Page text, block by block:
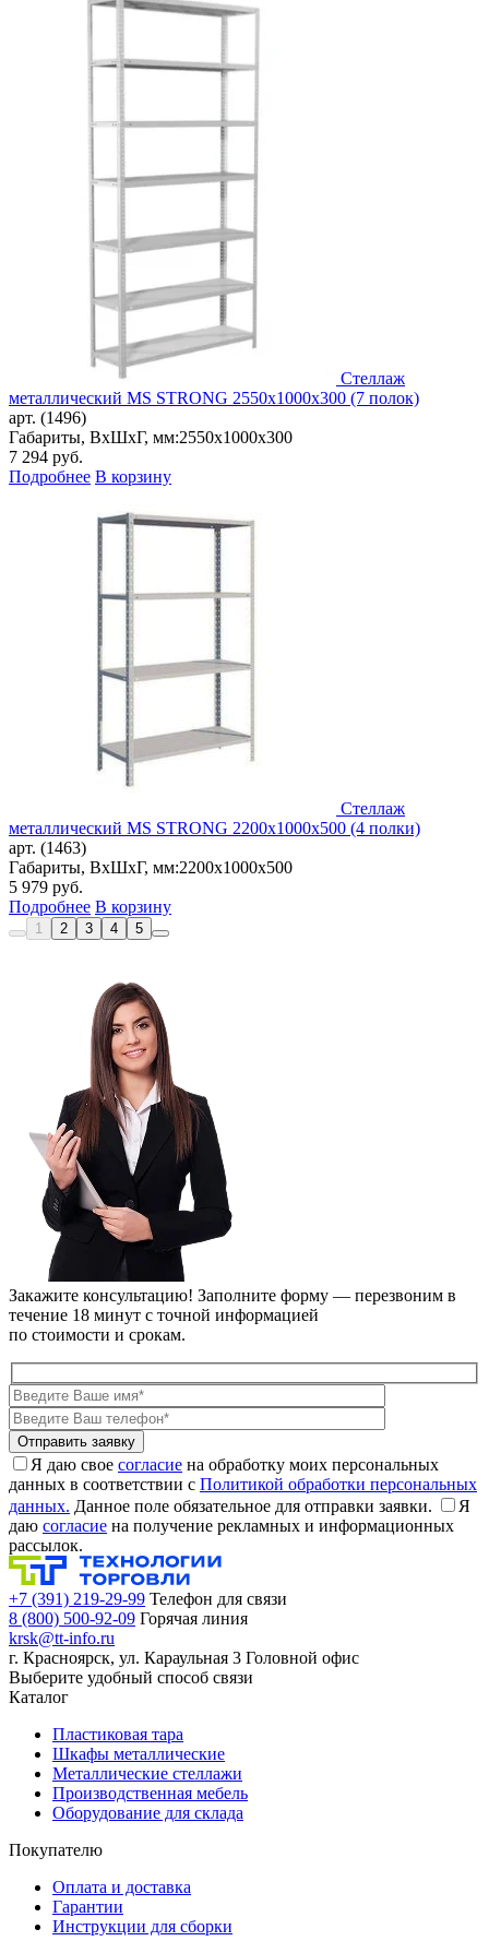
Стеллаж
металлический MS STRONG 2550x1000x300 (7 полок)
арт. (1496)
Габариты, ВxШxГ, мм:2550x1000x300
7 294 руб.
Подробнее В корзину
Стеллаж
металлический MS STRONG 2200x1000x500 (4 полки)
арт. (1463)
Габариты, ВxШxГ, мм:2200x1000x500
5 979 руб.
Подробнее В корзину
1 2 3 4 5
Закажите консультацию! Заполните форму — перезвоним в
течение 18 минут с точной информацией
по стоимости и срокам.
Я даю свое согласие на обработку моих персональных
данных в соответствии с Политикой обработки персональных
данных. Данное поле обязательное для отправки заявки.
Я
даю согласие на получение рекламных и информационных
рассылок.
+7 (391) 219-29-99 Телефон для связи
8 (800) 500-92-09 Горячая линия
krsk@tt-info.ru
г. Красноярск, ул. Караульная 3 Головной офис
Выберите удобный способ связи
Каталог
Пластиковая тара
Шкафы металлические
Металлические стеллажи
Производственная мебель
Оборудование для склада
Покупателю
Оплата и доставка
Гарантии
Инструкции для сборки